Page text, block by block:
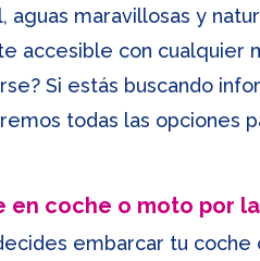
aguas maravillosas y
accesible con cualquier
Si estás buscando
todas las opciones
en coche o moto por
embarcar tu